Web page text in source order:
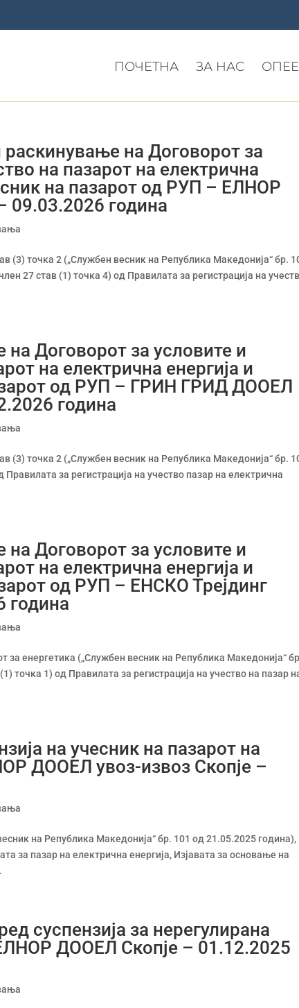
ПОЧЕТНА ЗА НАС ОПЕЕ
на Договорот за
на пазарот на електрична
на пазарот од РУП – ЕЛНОР
09.03.2026 година
(3) точка 2 („Службен весник на Република Македонија“ бр.
27 став (1) точка 4) од Правилата за регистрација на
Договорот за условите и
на електрична енергија и
од РУП – ГРИН ГРИД ДООЕЛ
година
(3) точка 2 („Службен весник на Република Македонија“ бр.
за регистрација на учество пазар на електрична
Договорот за условите и
на електрична енергија и
од РУП – ЕНСКО Трејдинг
година
за енергетика („Службен весник на Република Македонија“
точка 1) од Правилата за регистрација на учество на пазар
на учесник на пазарот на
ДООЕЛ увоз-извоз Скопје –
на Република Македонија“ бр. 101 од 21.05.2025 година),
за пазар на електрична енергија, Изјавата за основање на
суспензија за нерегулирана
ДООЕЛ Скопје – 01.12.2025